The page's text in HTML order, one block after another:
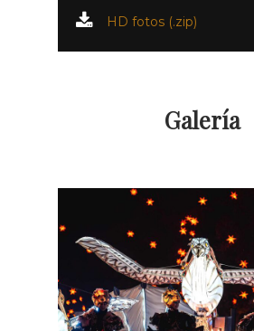
HD fotos (.zip)
Galería